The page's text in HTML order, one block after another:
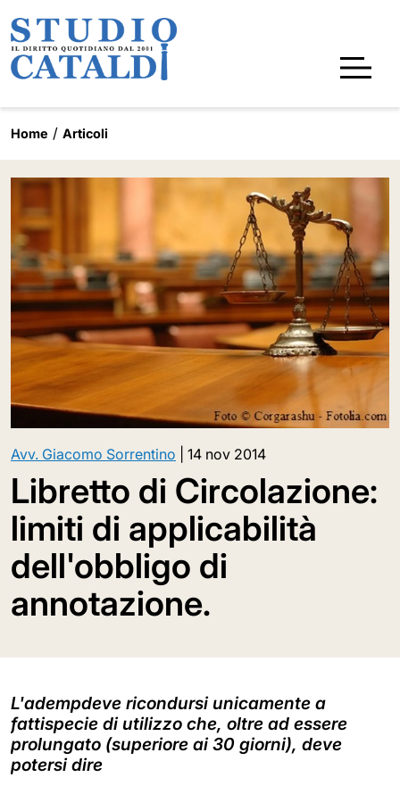
Home Articoli
Avv. Giacomo Sorrentino 14 nov 2014
Libretto di Circolazione:
limiti di applicabilità
dell'obbligo di
annotazione.
L'adempdeve ricondursi unicamente a
fattispecie di utilizzo che, oltre ad essere
prolungato (superiore ai 30 giorni), deve
potersi dire